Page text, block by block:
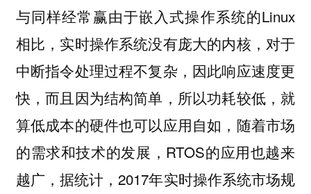
与同样经常赢由于嵌入式操作系统的Linux
相比，实时操作系统没有庞大的内核，对于
中断指令处理过程不复杂，因此响应速度更
快，而且因为结构简单，所以功耗较低，就
算低成本的硬件也可以应用自如，随着市场
的需求和技术的发展，RTOS的应用也越来
越广，据统计，2017年实时操作系统市场规